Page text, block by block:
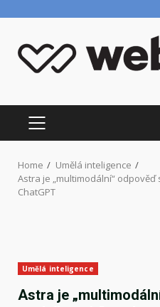
content
PRIMARY
MENU
Home
Umělá inteligence
Astra je „multimodální“
ChatGPT
Umělá inteligence
Astra je